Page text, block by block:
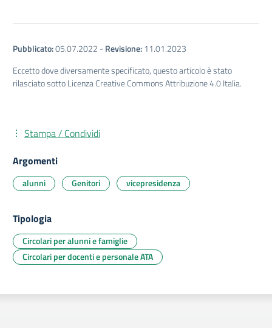
Pubblicato:05.07.2022 -Revisione:11.01.2023
Eccetto dove diversamente specificato, questo articolo è stato
rilasciato sotto Licenza Creative Commons Attribuzione 4.0 Italia.
Stampa / Condividi
Argomenti
alunni Genitori vicepresidenza
Tipologia
Circolari per alunni e famiglie
Circolari per docenti e personale ATA